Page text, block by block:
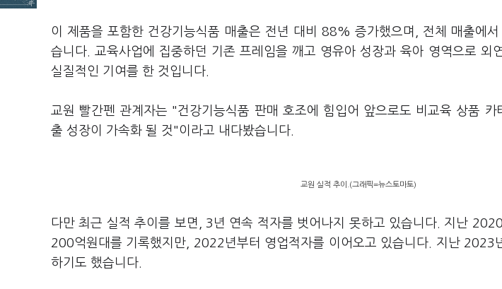
이 제품을 포함한 건강기능식품 매출은 전년 대비 88% 증가했으며, 전체 매출에
습니다. 교육사업에 집중하던 기존 프레임을 깨고 영유아 성장과 육아 영역으로 외
실질적인 기여를 한 것입니다.
교원 빨간펜 관계자는 "건강기능식품 판매 호조에 힘입어 앞으로도 비교육 상품 카
출 성장이 가속화 될 것"이라고 내다봤습니다.
교원 실적 추이.(그래픽=뉴스토마토)
다만 최근 실적 추이를 보면, 3년 연속 적자를 벗어나지 못하고 있습니다. 지난
200억원대를 기록했지만, 2022년부터 영업적자를 이어오고 있습니다. 지난 2023
하기도 했습니다.